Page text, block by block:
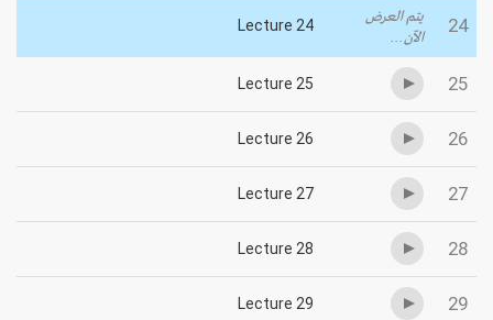
24
يتم العرض
الآن...
Lecture 24
25
Lecture 25
26
Lecture 26
27
Lecture 27
28
Lecture 28
29
Lecture 29